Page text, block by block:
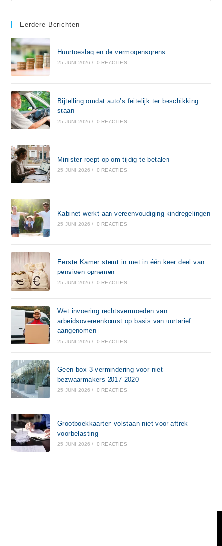
Eerdere Berichten
Huurtoeslag en de vermogensgrens
25 JUNI 2026 / 0 REACTIES
Bijtelling omdat auto’s feitelijk ter beschikking
staan
25 JUNI 2026 / 0 REACTIES
Minister roept op om tijdig te betalen
25 JUNI 2026 / 0 REACTIES
Kabinet werkt aan vereenvoudiging kindregelingen
25 JUNI 2026 / 0 REACTIES
Eerste Kamer stemt in met in één keer deel van
pensioen opnemen
25 JUNI 2026 / 0 REACTIES
Wet invoering rechtsvermoeden van
arbeidsovereenkomst op basis van uurtarief
aangenomen
25 JUNI 2026 / 0 REACTIES
Geen box 3-vermindering voor niet-
bezwaarmakers 2017-2020
25 JUNI 2026 / 0 REACTIES
Grootboekkaarten volstaan niet voor aftrek
voorbelasting
25 JUNI 2026 / 0 REACTIES